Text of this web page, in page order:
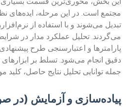
مجتمع است. در این مرحله، ایده‌های
تبدیل می‌شوند و با استفاده از
می‌گردند. تحلیل عملکرد مدار در
پارامترها و اعتبارسنجی طرح
دقیق انجام می‌شود. تسلط بر
جمله توانایی تحلیل نتایج حاصل،
پیاده‌سازی و آزمایش (در